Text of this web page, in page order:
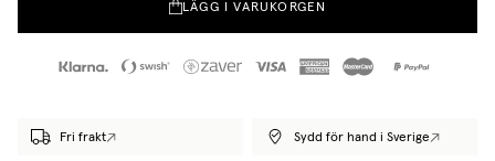
LÄGG I VARUKORGEN
Fri frakt Sydd för hand i Sverige